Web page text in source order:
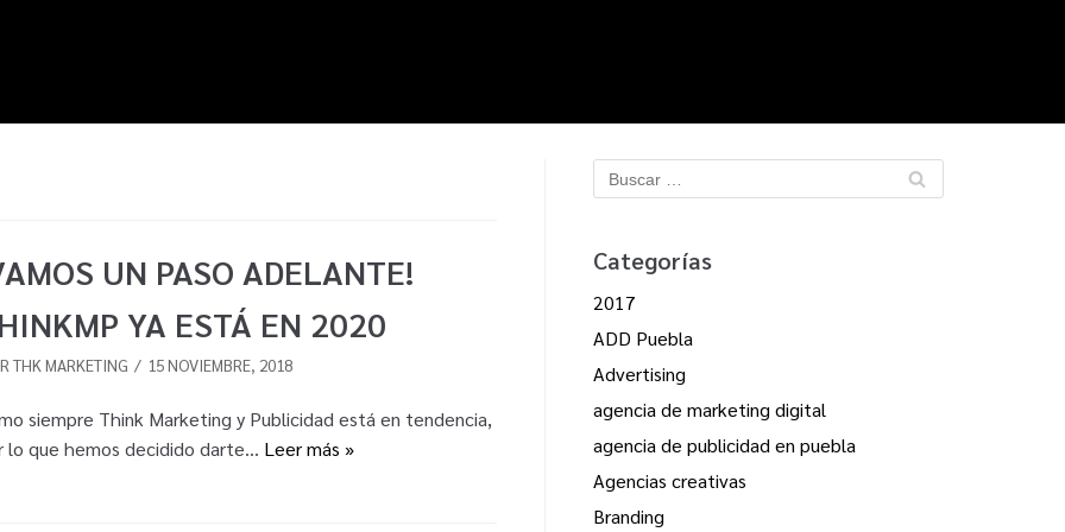
UN PASO ADELANTE!
YA ESTÁ EN 2020
THK MARKETING 15 NOVIEMBRE, 2018
siempre Think Marketing y Publicidad está en tendencia,
lo que hemos decidido darte… Leer más »
Categorías
2017
ADD Puebla
Advertising
agencia de marketing digital
agencia de publicidad en puebla
Agencias creativas
Branding